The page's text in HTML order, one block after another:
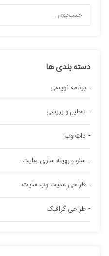
دسته بندی ها
برنامه نویسی
تحلیل و بررسی
دات وب
سئو و بهینه سازی سایت
طراحی سایت وب سایت
طراحی گرافیک